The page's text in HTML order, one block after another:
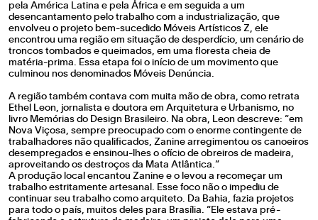
pela América Latina e pela África e em seguida a um
desencantamento pelo trabalho com a industrialização, que
envolveu o projeto bem-sucedido Móveis Artísticos Z, ele
encontrou uma região em situação de desperdício, um cenário de
troncos tombados e queimados, em uma floresta cheia de
matéria-prima. Essa etapa foi o início de um movimento que
culminou nos denominados Móveis Denúncia.
A região também contava com muita mão de obra, como retrata
Ethel Leon, jornalista e doutora em Arquitetura e Urbanismo, no
livro Memórias do Design Brasileiro. Na obra, Leon descreve: “em
Nova Viçosa, sempre preocupado com o enorme contingente de
trabalhadores não qualificados, Zanine arregimentou os canoeiros
desempregados e ensinou-lhes o ofício de obreiros de madeira,
aproveitando os destroços da Mata Atlântica.”
A produção local encantou Zanine e o levou a recomeçar um
trabalho estritamente artesanal. Esse foco não o impediu de
continuar seu trabalho como arquiteto. Da Bahia, fazia projetos
para todo o país, muitos deles para Brasília. “Ele estava pré-